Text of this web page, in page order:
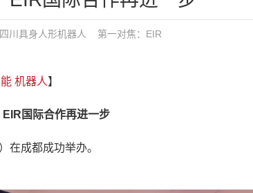
川具身人形机器人 第一对焦： EIR
机器人】
国际合作再进一步
成都成功举办。